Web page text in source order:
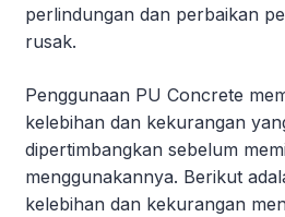
perlindungan dan perbaikan
rusak.
Penggunaan PU Concrete
kelebihan dan kekurangan
dipertimbangkan sebelum
menggunakannya. Berikut
kelebihan dan kekurangan